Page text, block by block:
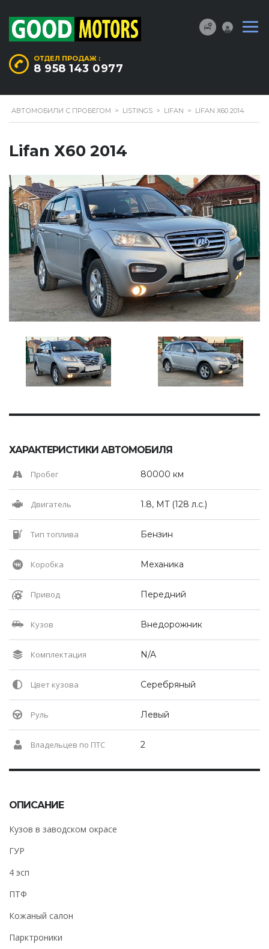
ОТДЕЛ ПРОДАЖ :
8 958 143 0977
АВТОМОБИЛИ С ПРОБЕГОМ > LISTINGS > LIFAN > LIFAN Х60 2014
Lifan Х60 2014
ХАРАКТЕРИСТИКИ АВТОМОБИЛЯ
Пробег 80000 км
Двигатель 1.8, MT (128 л.с.)
Тип топлива Бензин
Коробка Механика
Привод Передний
Кузов Внедорожник
Комплектация N/A
Цвет кузова Серебряный
Руль Левый
Владельцев по ПТС 2
ОПИСАНИЕ
Кузов в заводском окрасе
ГУР
4 эсп
ПТФ
Кожаный салон
Парктроники